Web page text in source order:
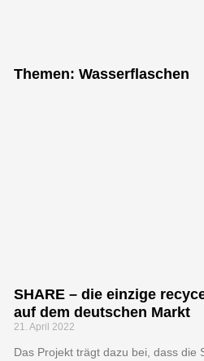
Adam Opel,
Themen: Wasserflaschen
SHARE – die einzige
auf dem deutschen Markt
21. April 2022
Das Projekt trägt dazu bei, dass die